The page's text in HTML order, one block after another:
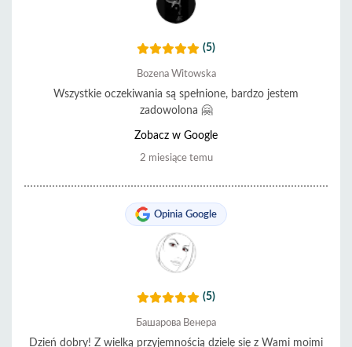
(5)
Bozena Witowska
Wszystkie oczekiwania są spełnione, bardzo jestem
zadowolona 🤗
Zobacz w Google
2 miesiące temu
Opinia Google
(5)
Башарова Венера
Dzień dobry! Z wielką przyjemnością dzielę się z Wami moimi